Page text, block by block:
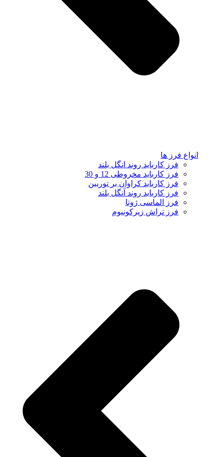
انواع فرز ها
فرز کارباید روند انگل بلند
فرز کارباید مخروطی 12 و 30
فرز کارباید کراوان بر توربین
فرز کارباید روند آنگل بلند
فرز الماسی ژوتا
فرز تراش زیرکونیوم